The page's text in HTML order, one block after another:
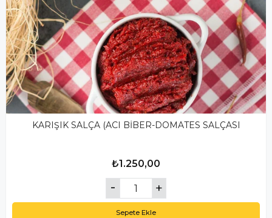
KARIŞIK SALÇA (ACI BİBER-DOMATES SALÇASI
₺1.250,00
Sepete Ekle